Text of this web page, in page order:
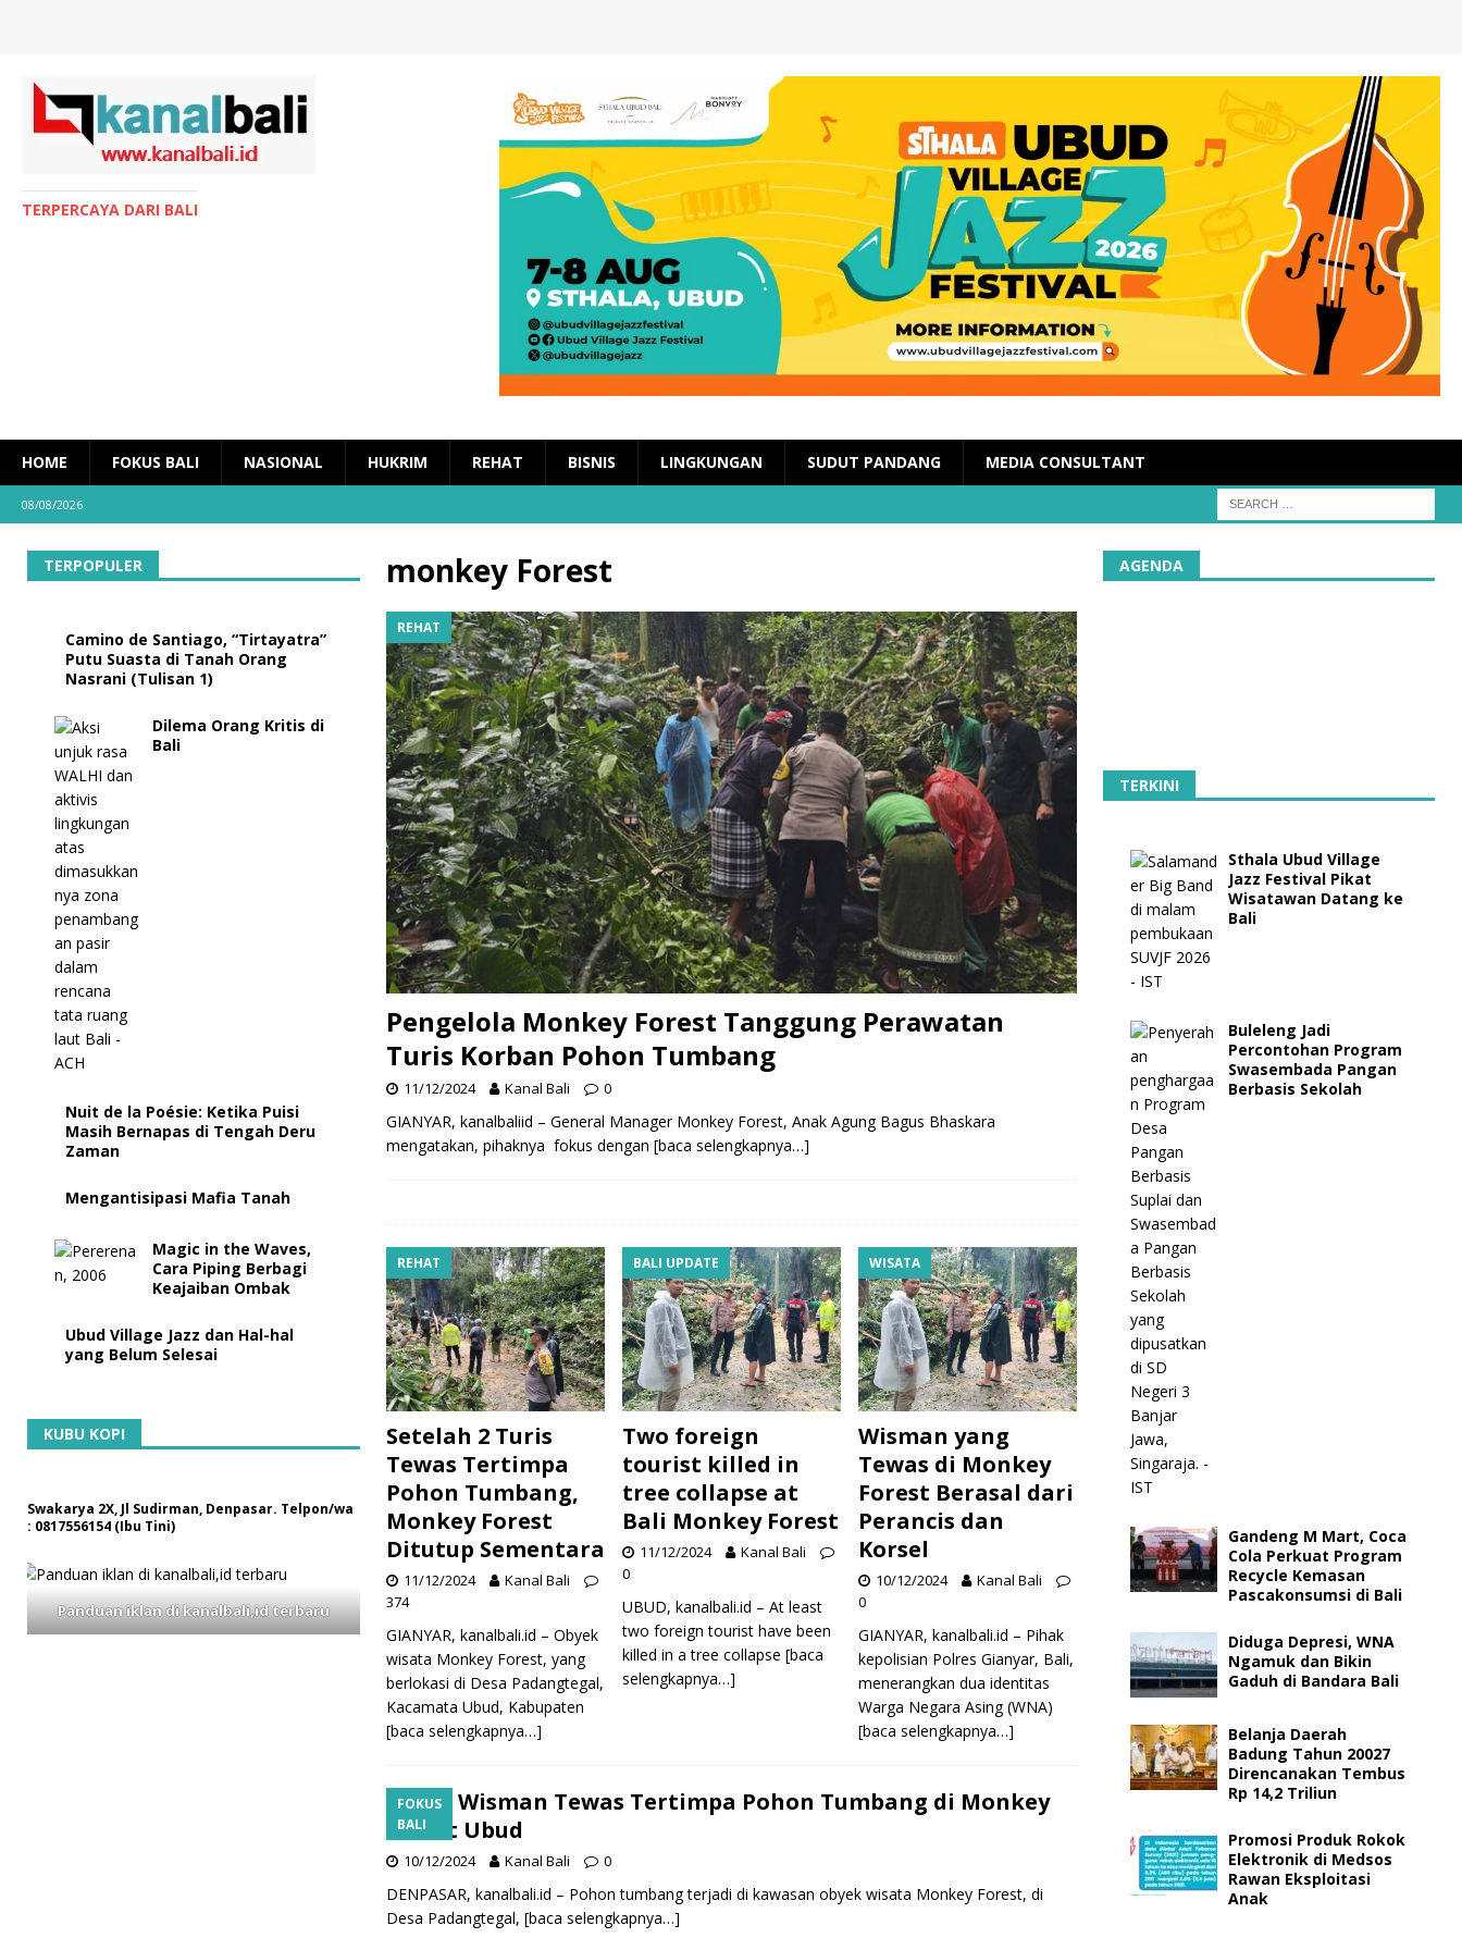
TERPERCAYA DARI BALI
HOME FOKUS BALI NASIONAL HUKRIM REHAT BISNIS LINGKUNGAN SUDUT PANDANG MEDIA CONSULTANT
08/08/2026
monkey Forest
REHAT
Pengelola Monkey Forest Tanggung Perawatan
Turis Korban Pohon Tumbang
11/12/2024 Kanal Bali 0
GIANYAR, kanalbaliid – General Manager Monkey Forest, Anak Agung Bagus Bhaskara
mengatakan, pihaknya fokus dengan [baca selengkapnya…]
REHAT
Setelah 2 Turis
Tewas Tertimpa
Pohon Tumbang,
Monkey Forest
Ditutup Sementara
11/12/2024
Kanal Bali
374
GIANYAR, kanalbali.id – Obyek
wisata Monkey Forest, yang
berlokasi di Desa Padangtegal,
Kacamata Ubud, Kabupaten
[baca selengkapnya…]
BALI UPDATE
Two foreign
tourist killed in
tree collapse at
Bali Monkey Forest
11/12/2024
Kanal Bali
0
UBUD, kanalbali.id – At least
two foreign tourist have been
killed in a tree collapse [baca
selengkapnya…]
WISATA
Wisman yang
Tewas di Monkey
Forest Berasal dari
Perancis dan
Korsel
10/12/2024
Kanal Bali
0
GIANYAR, kanalbali.id – Pihak
kepolisian Polres Gianyar, Bali,
menerangkan dua identitas
Warga Negara Asing (WNA)
[baca selengkapnya…]
FOKUS
BALI
Dua Wisman Tewas Tertimpa Pohon Tumbang di Monkey
Forest Ubud
10/12/2024 Kanal Bali 0
DENPASAR, kanalbali.id – Pohon tumbang terjadi di kawasan obyek wisata Monkey Forest, di
Desa Padangtegal, [baca selengkapnya…]
TERPOPULER
Camino de Santiago, “Tirtayatra”
Putu Suasta di Tanah Orang
Nasrani (Tulisan 1)
Dilema Orang Kritis di
Bali
Nuit de la Poésie: Ketika Puisi
Masih Bernapas di Tengah Deru
Zaman
Mengantisipasi Mafia Tanah
Magic in the Waves,
Cara Piping Berbagi
Keajaiban Ombak
Ubud Village Jazz dan Hal-hal
yang Belum Selesai
KUBU KOPI
Swakarya 2X, Jl Sudirman, Denpasar. Telpon/wa
: 0817556154 (Ibu Tini)
Panduan iklan di kanalbali,id terbaru
AGENDA
TERKINI
Sthala Ubud Village
Jazz Festival Pikat
Wisatawan Datang ke
Bali
Buleleng Jadi
Percontohan Program
Swasembada Pangan
Berbasis Sekolah
Gandeng M Mart, Coca
Cola Perkuat Program
Recycle Kemasan
Pascakonsumsi di Bali
Diduga Depresi, WNA
Ngamuk dan Bikin
Gaduh di Bandara Bali
Belanja Daerah
Badung Tahun 20027
Direncanakan Tembus
Rp 14,2 Triliun
Promosi Produk Rokok
Elektronik di Medsos
Rawan Eksploitasi
Anak